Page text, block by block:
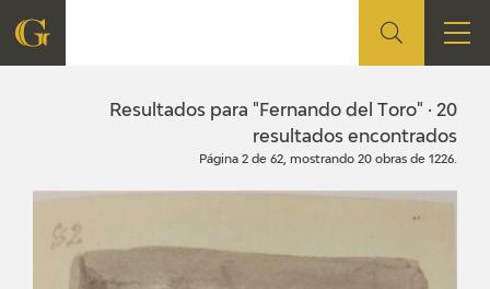
FUNDACIÓN
ACCIÓN CORPORATIVA
Resultados para "Fernando del Toro" · 20
resultados encontrados
Página 2 de 62, mostrando 20 obras de 1226.